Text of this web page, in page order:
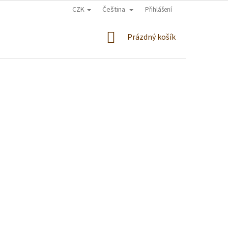
CZK Čeština Přihlášení
NÁKUPNÍ
Prázdný košík